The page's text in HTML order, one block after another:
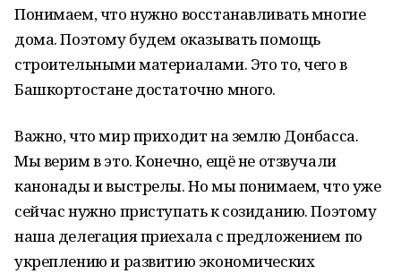
Понимаем, что нужно восстанавливать многие
дома. Поэтому будем оказывать помощь
строительными материалами. Это то, чего в
Башкортостане достаточно много.
Важно, что мир приходит на землю Донбасса.
Мы верим в это. Конечно, ещё не отзвучали
канонады и выстрелы. Но мы понимаем, что уже
сейчас нужно приступать к созиданию. Поэтому
наша делегация приехала с предложением по
укреплению и развитию экономических